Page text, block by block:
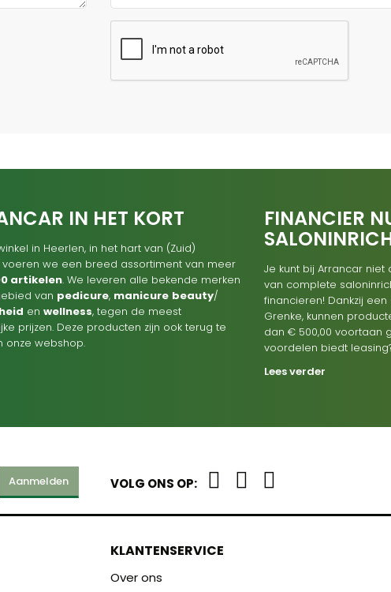
IN HET KORT
in Heerlen, in het hart van (Zuid)
voeren we een breed assortiment van meer
artikelen. We leveren alle bekende merken
van pedicure, manicure beauty/
en wellness, tegen de meest
prijzen. Deze producten zijn ook terug te
onze webshop.
FINANCIER
Je kunt bij Arrancar
van complete
financieren! Dankzij
Grenke, kunnen
dan € 500,00 voortaan
voordelen biedt
Lees verder
Aanmelden VOLG ONS OP:
ONS TEAM
STAAT VOOR U KLAAR!
KLANTENSERVICE
Over ons